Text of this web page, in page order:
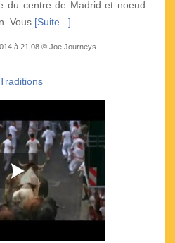
du centre de Madrid et noeud
Vous [Suite...]
à 21:08 © Joe Journeys
Traditions